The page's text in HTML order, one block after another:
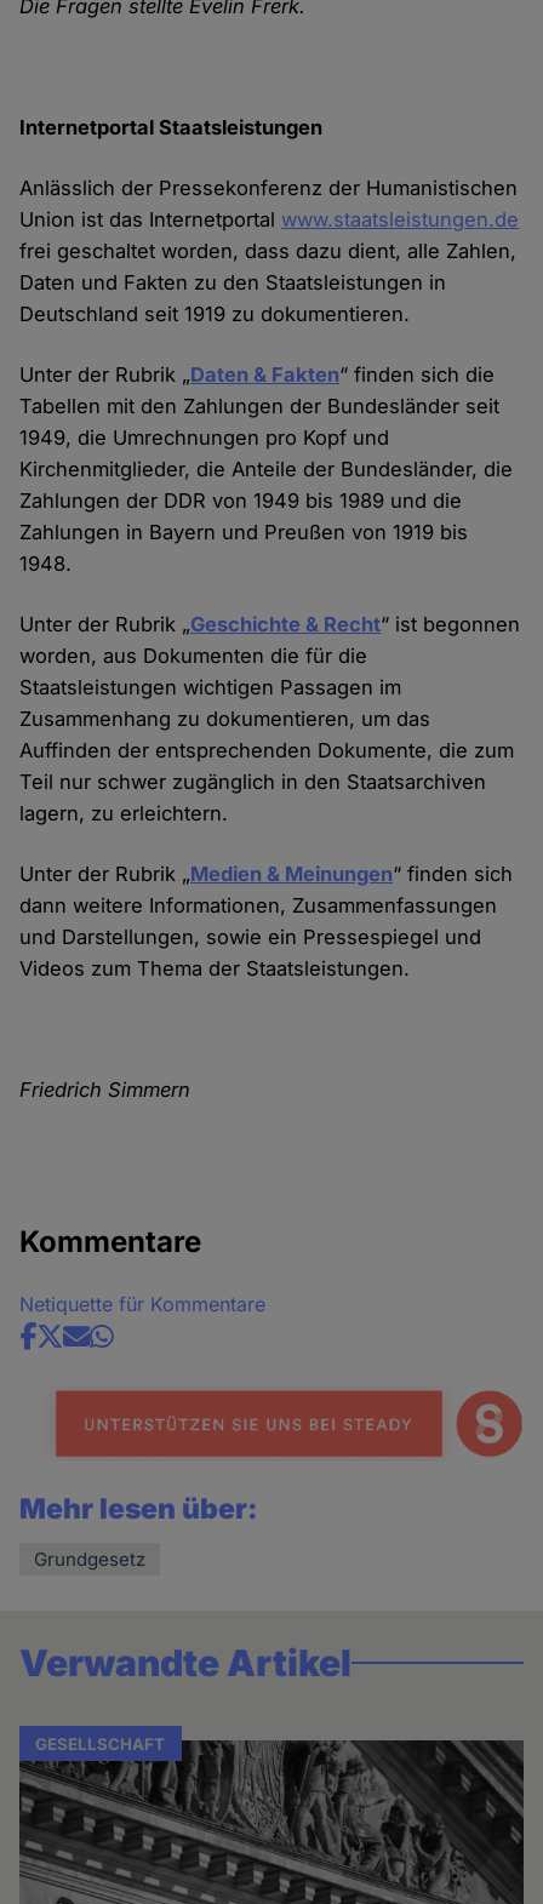
Die Fragen stellte Evelin Frerk.
Internetportal Staatsleistungen
Anlässlich der Pressekonferenz der Humanistischen
Union ist das Internetportal www.staatsleistungen.de
frei geschaltet worden, dass dazu dient, alle Zahlen,
Daten und Fakten zu den Staatsleistungen in
Deutschland seit 1919 zu dokumentieren.
Unter der Rubrik „Daten & Fakten“ finden sich die
Tabellen mit den Zahlungen der Bundesländer seit
1949, die Umrechnungen pro Kopf und
Kirchenmitglieder, die Anteile der Bundesländer, die
Zahlungen der DDR von 1949 bis 1989 und die
Zahlungen in Bayern und Preußen von 1919 bis
1948.
Unter der Rubrik „Geschichte & Recht“ ist begonnen
worden, aus Dokumenten die für die
Staatsleistungen wichtigen Passagen im
Zusammenhang zu dokumentieren, um das
Auffinden der entsprechenden Dokumente, die zum
Teil nur schwer zugänglich in den Staatsarchiven
lagern, zu erleichtern.
Unter der Rubrik „Medien & Meinungen“ finden sich
dann weitere Informationen, Zusammenfassungen
und Darstellungen, sowie ein Pressespiegel und
Videos zum Thema der Staatsleistungen.
Friedrich Simmern
Kommentare
Netiquette für Kommentare
Share
news
Mehr lesen über:
Grundgesetz
Verwandte Artikel
GESELLSCHAFT